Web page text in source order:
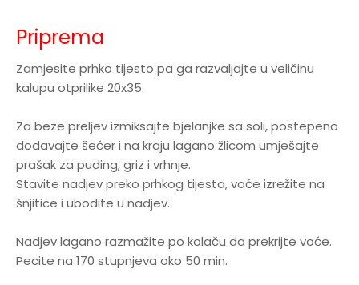
Priprema
Zamjesite prhko tijesto pa ga razvaljajte u veličinu
kalupu otprilike 20x35.
Za beze preljev izmiksajte bjelanjke sa soli, postepeno
dodavajte šećer i na kraju lagano žlicom umješajte
prašak za puding, griz i vrhnje.
Stavite nadjev preko prhkog tijesta, voće izrežite na
šnjitice i ubodite u nadjev.
Nadjev lagano razmažite po kolaču da prekrijte voće.
Pecite na 170 stupnjeva oko 50 min.